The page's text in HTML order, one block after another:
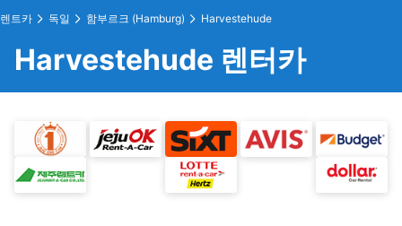
렌트카 독일 함부르크 (Hamburg) Harvestehude
Harvestehude 렌터카